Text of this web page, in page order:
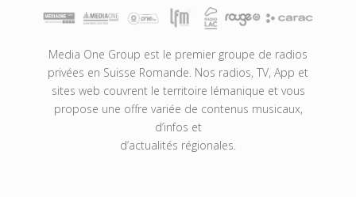
Media One Group est le premier groupe de radios
privées en Suisse Romande. Nos radios, TV, App et
sites web couvrent le territoire lémanique et vous
propose une offre variée de contenus musicaux,
d’infos et
d’actualités régionales.